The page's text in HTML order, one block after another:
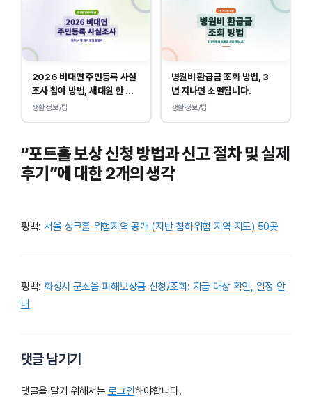
2026 비대면 주민등록 사실
조사 참여 방법, 세대원 한 명
만 하면 됩니다.
생활정보/팁
병원비 환급금 조회 방법, 3
년 지나면 소멸됩니다.
생활정보/팁
“포트홀 보상 신청 방법과 신고 절차 및 실제
후기”에 대한 2개의 생각
핑백: 서울 싱크홀 위험지역 공개 (지반 침하위험 지역 지도) 50곳
핑백: 화성시 군소음 피해보상금 신청/조회: 지급 대상 확인, 일정 안
내
댓글 남기기
댓글을 달기 위해서는로그인해야합니다.